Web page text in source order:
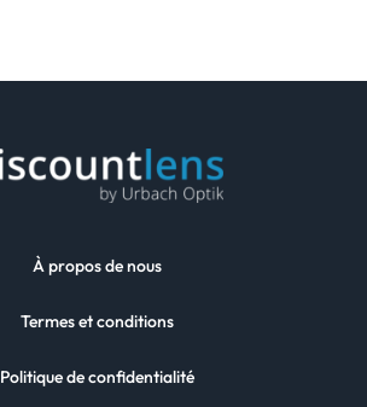
À propos de nous
Termes et conditions
Politique de confidentialité